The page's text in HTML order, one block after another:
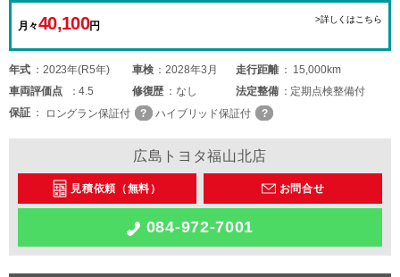
月々40,100円
>詳しくはこちら
年式 2023年(R5年) 車検 2028年3月 走行距離
15,000km
車両評価点 4.5 修復歴 なし 法定整備
定期点検整備付
保証
ロングラン保証付 ハイブリッド保証付
広島トヨタ福山北店
見積依頼（無料） お問合せ
084-972-7001